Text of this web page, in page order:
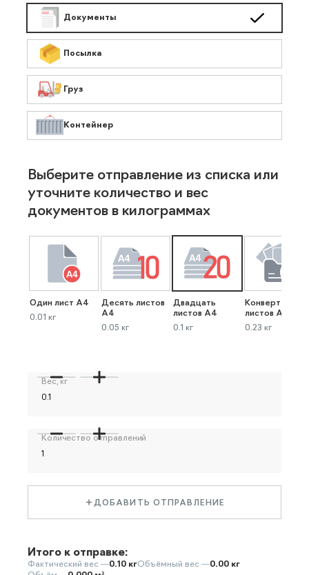
Документы
Посылка
Груз
Контейнер
Выберите отправление из списка или
уточните количество и вес
документов в килограммах
Один лист А4
0.01 кг
Десять листов
А4
0.05 кг
Двадцать
листов А4
0.1 кг
Конверт до 40
листов А4
0.23 кг
Вес, кг
Количество отправлений
ДОБАВИТЬ ОТПРАВЛЕНИЕ
Итого к отправке:
Фактический вес —0.10 кгОбъёмный вес —0.00 кг